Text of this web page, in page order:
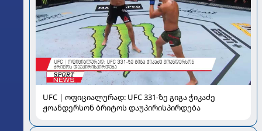
UFC | ოფიციალურად: UFC 331-ზე გიგა ჭიკაძე
ჟოანდერსონ ბრიტოს დაუპირისპირდება